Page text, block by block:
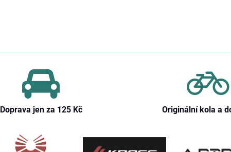
Doprava jen za 125 Kč Originální kola a